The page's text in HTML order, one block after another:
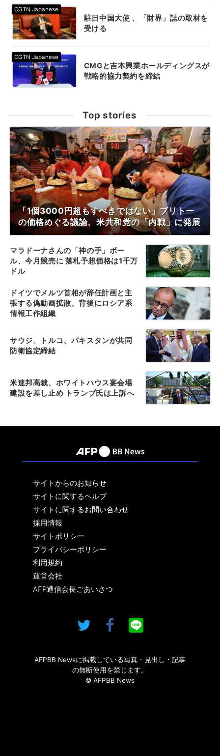
駐日中国大使 、「財界」誌の取材を
受ける
CMGと吉本興業ホールディングスが
戦略的協力契約を締結
Top stories
「1個3000円超もすべきではない」ブリトー
の価格めぐる議論、米共和党の「内戦」に発展
マラドーナさんの「神の手」ボー
ル、今月競売に 落札予想価格は1千万
ドル
ドイツでメルツ首相が辞任計画と主
張する偽動画拡散、背後にロシア系
情報工作組織
サウジ、トルコ、パキスタンが共同
防衛協定締結
米連邦高裁、ホワイトハウス宴会場
建設を差し止め トランプ氏は上訴へ
サイトからのお知らせ
サイトに関するヘルプ
サイトに関するお問い合わせ
採用情報
サイトポリシー
プライバシーポリシー
利用規約
運営会社
AFP通信会長ごあいさつ
AFPBB Newsに掲載している写真・見出し・記事
の無断使用を禁じます。
© AFPBB News